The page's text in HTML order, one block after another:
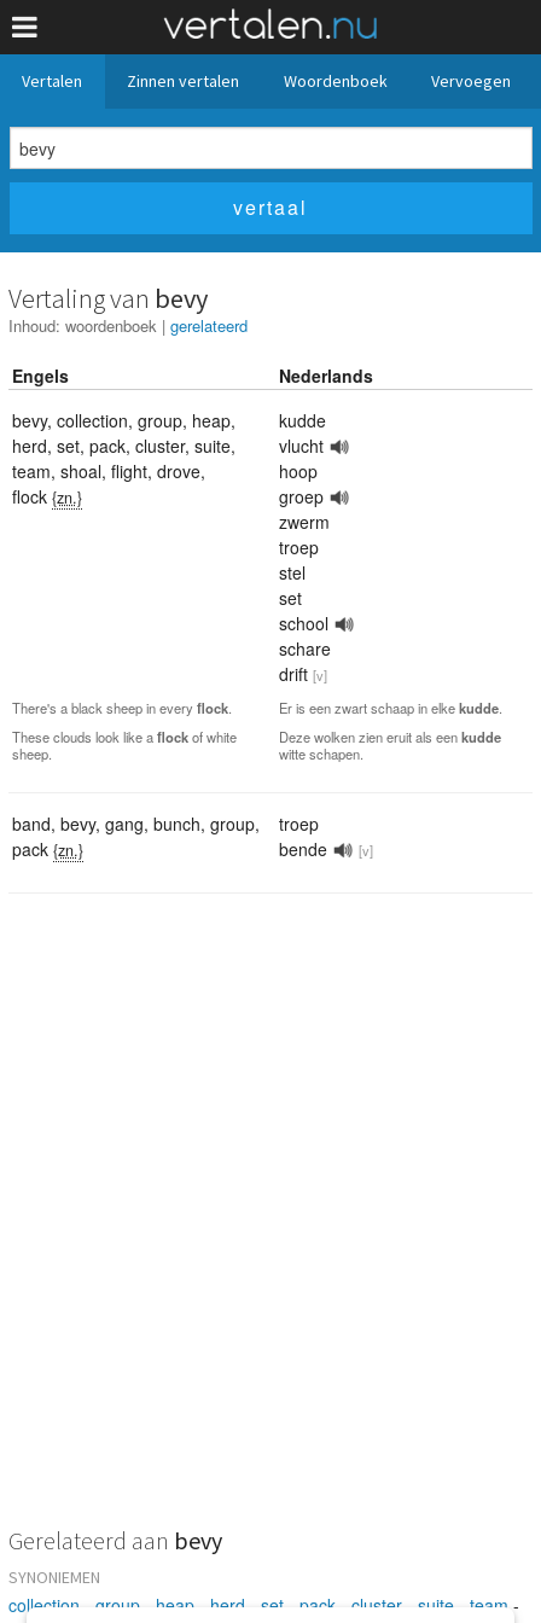
Vertalen Zinnen vertalen Woordenboek Vervoegen
Vertaling van bevy
Inhoud: woordenboek | gerelateerd
Engels
Nederlands
bevy, collection, group, heap,
herd, set, pack, cluster, suite,
team, shoal, flight, drove,
flock {zn.}
kudde
vlucht
hoop
groep
zwerm
troep
stel
set
school
schare
drift [v]
There's a black sheep in every flock Er is een zwart schaap in elkekudde
These clouds look like aflockof white
sheep.
Deze wolken zien eruit als eenkudde
witte schapen.
band, bevy, gang, bunch, group,
pack {zn.}
troep
bende
[v]
Gerelateerd aan bevy
SYNONIEMEN
collection group heap herd set pack cluster suite team -